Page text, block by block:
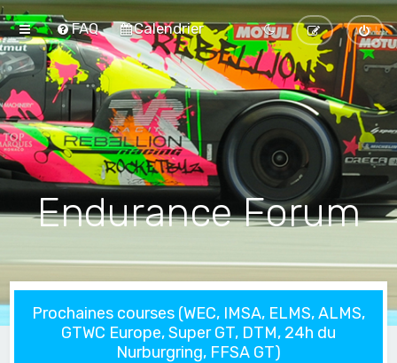
FAQ Calendrier
Endurance Forum
Prochaines courses (WEC, IMSA, ELMS, ALMS,
GTWC Europe, Super GT, DTM, 24h du
Nurburgring, FFSA GT)